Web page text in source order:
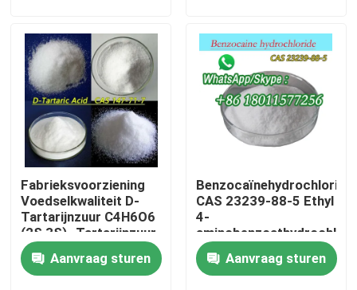
Anorganische Chemische producten Grondstof
fijne chemische tussenpersonen
Agrochemische Tussenpersonen
Organische basischemische stoffen
Farmaceutische Grondstoffen
Fabrieksvoorziening
Voedselkwaliteit D-
Tartarijnzuur C4H6O6
(2S,3S) -Tartarijnzuur
CAS 147-71-7
Aanvraag sturen
Benzocaïnehydrochloride
CAS 23239-88-5 Ethyl
4-
Aanvraag sturen